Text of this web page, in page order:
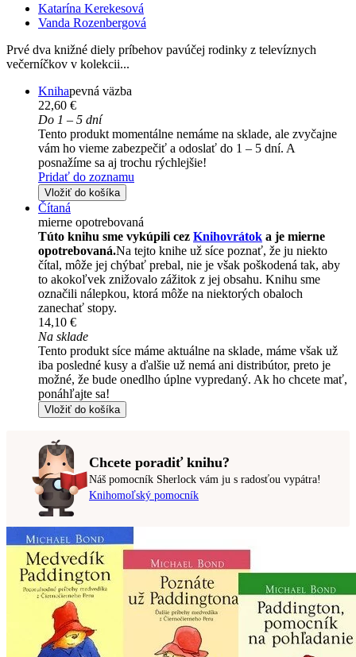
Katarína Kerekesová
Vanda Rozenbergová
Prvé dva knižné diely príbehov pavúčej rodinky z televíznych
večerníčkov v kolekcii...
Knihapevná väzba
22,60 €
Do 1 – 5 dní
Tento produkt momentálne nemáme na sklade, ale zvyčajne
vám ho vieme zabezpečiť a odoslať do 1 – 5 dní. A
posnažíme sa aj trochu rýchlejšie!
Pridať do zoznamu
Vložiť do košíka
Čítaná
mierne opotrebovaná
Túto knihu sme vykúpili cez Knihovrátok a je mierne
opotrebovaná.Na tejto knihe už síce poznať, že ju niekto
čítal, môže jej chýbať prebal, nie je však poškodená tak, aby
to akokoľvek znižovalo zážitok z jej obsahu. Knihu sme
označili nálepkou, ktorá môže na niektorých obaloch
zanechať stopy.
14,10 €
Na sklade
Tento produkt síce máme aktuálne na sklade, máme však už
iba posledné kusy a ďalšie už nemá ani distribútor, preto je
možné, že bude onedlho úplne vypredaný. Ak ho chcete mať,
ponáhľajte sa!
Vložiť do košíka
Chcete poradiť knihu?
Náš pomocník Sherlock vám ju s radosťou vypátra!
Knihomoľský pomocník